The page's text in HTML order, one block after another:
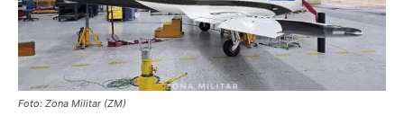
Foto: Zona Militar (ZM)